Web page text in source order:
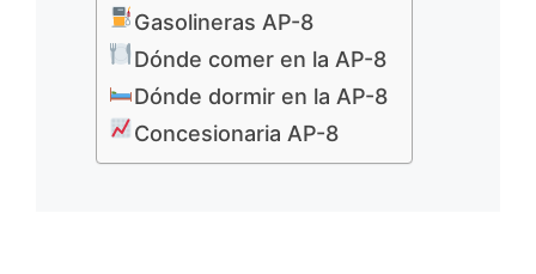
Gasolineras AP-8
Dónde comer en la AP-8
Dónde dormir en la AP-8
Concesionaria AP-8